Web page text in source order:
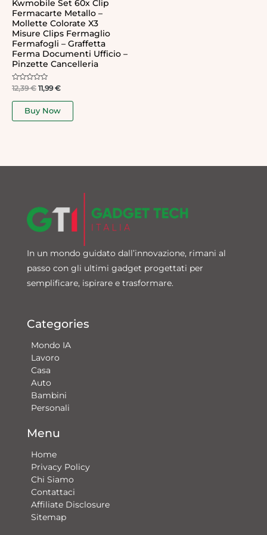
Kwmobile Set 60x Clip
Fermacarte Metallo –
Mollette Colorate X3
Misure Clips Fermaglio
Fermafogli – Graffetta
Ferma Documenti Ufficio –
Pinzette Cancelleria
Rated
out
12,39€ 11,99€
Buy Now
In un mondo guidato dall’innovazione, rimani al
passo con gli ultimi gadget progettati per
semplificare, ispirare e trasformare.
Categories
Mondo IA
Lavoro
Casa
Auto
Bambini
Personali
Menu
Home
Privacy Policy
Chi Siamo
Contattaci​
Affiliate Disclosure
Sitemap